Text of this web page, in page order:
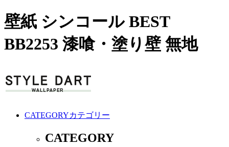
壁紙 シンコール BEST
BB2253 漆喰・塗り壁 無地
CATEGORYカテゴリー
CATEGORY